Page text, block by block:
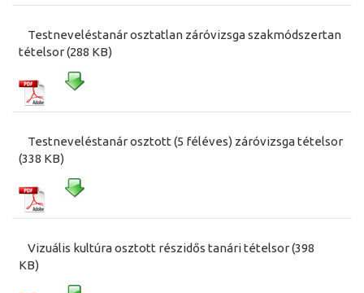
Testneveléstanár osztatlan záróvizsga szakmódszertan
tételsor (288 KB)
Testneveléstanár osztott (5 féléves) záróvizsga tételsor
(338 KB)
Vizuális kultúra osztott részidős tanári tételsor (398
KB)